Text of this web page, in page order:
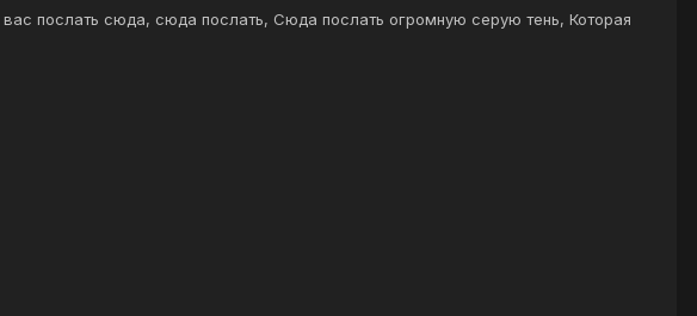
послать сюда, сюда послать, Сюда послать огромную серую тень, Которая